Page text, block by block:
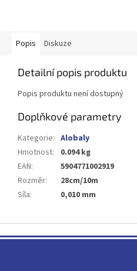
Popis Diskuze
Detailní popis produktu
Popis produktu není dostupný
Doplňkové parametry
Kategorie: Alobaly
Hmotnost:
0.094 kg
EAN:
5904771002919
Rozměr:
28cm/10m
Síla: 0,010 mm
á